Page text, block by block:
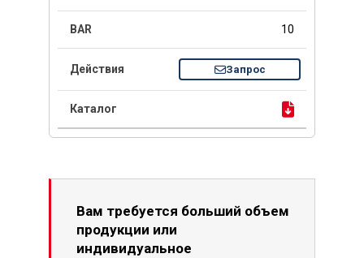
10
Запрос
Вам требуется больший объем
продукции или
индивидуальное